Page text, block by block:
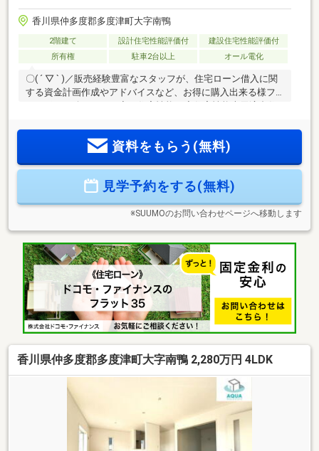
香川県仲多度郡多度津町大字南鴨
2階建て 設計住宅性能評価付
建設住宅性能評価付
所有権
駐車2台以上 オール電化
〇( ´ ▽ ` )／販売経験豊富なスタッフが、住宅ローン借入に関
する資金計画作成やアドバイスなど、お得に購入出来る様フ
ルサポート致します！◇ 住宅性能 ◇住宅性能表示適合住
高ランク等級の高品質住宅♪（耐震２項目・劣化対策・維持管
理・耐風・ホルムアルデヒド対策）◇ ご案内 ◇物件資
寧にご説明致します。◇ 住宅ローン ◇頭金０円からご購
入も可能です。数ある融資機関からお客様に最適な融資先の
資料をもらう(無料)
見学予約をする(無料)
※SUUMOのお問い合わせページへ移動します
香川県仲多度郡多度津町大字南鴨 2,280万円 4LDK